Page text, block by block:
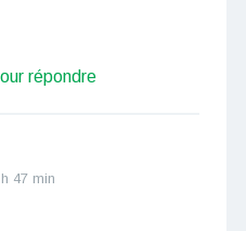
répondre
47 min